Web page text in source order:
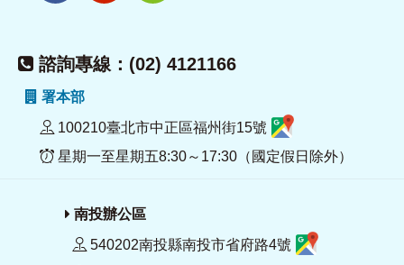
諮詢專線：(02) 4121166
署本部
100210臺北市中正區福州街15號
星期一至星期五8:30～17:30（國定假日除外）
南投辦公區
540202南投縣南投市省府路4號